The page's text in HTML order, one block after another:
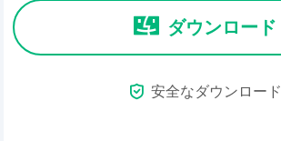
ダウンロード
 安全なダウンロード